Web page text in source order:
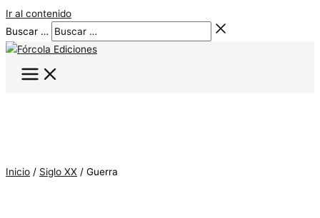
Ir al contenido
Buscar …
Inicio / Siglo XX / Guerra